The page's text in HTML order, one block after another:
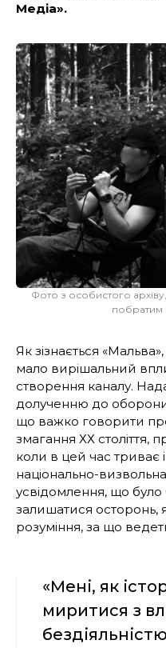
Медіа».
Фото з особистого
побратим
Як зізнається
мало вирішальний
створення каналу.
долученню до оборони
що важко говорити
змагання ХХ століття,
коли в цей час триває
національно-
усвідомлення, що
залишатися осторонь,
розуміння, за що
«Мені, як
миритися з